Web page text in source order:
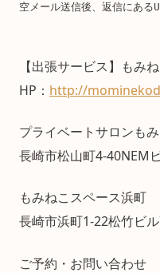
空メール送信後、返信にある
【出張サービス】もみ
HP： http://
プライベートサロンも
長崎市松山町4-40NEM
もみねこスペース浜町
長崎市浜町1-22松竹ビ
ご予約・お問い合わせ